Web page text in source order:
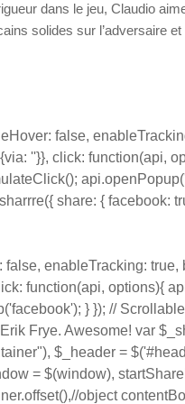
dans le jeu, Claudio
solides sur l’adversaire et
false,
''}}, click: function(api,
share: { facebook:
false, enableTracking: true,
function(api, options){
} }); //
Frye. Awesome! var
$_header =
= $(window),
object